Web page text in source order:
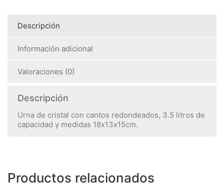
Descripción
Información adicional
Valoraciones (0)
Descripción
Urna de cristal con cantos redondeados, 3.5 litros de
capacidad y medidas 18x13x15cm.
Productos relacionados